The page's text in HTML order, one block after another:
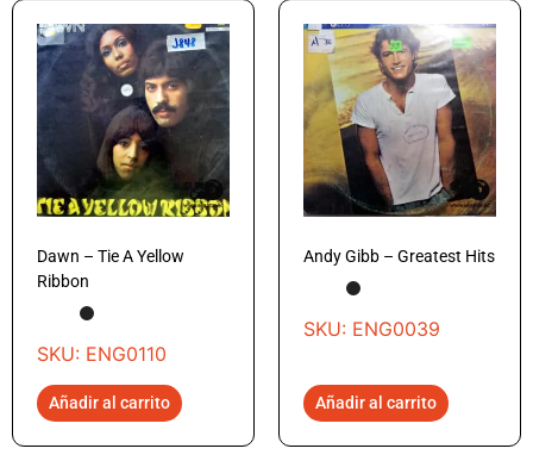
Dawn – Tie A Yellow
Ribbon
SKU: ENG0110
Añadir al carrito
Andy Gibb – Greatest Hits
SKU: ENG0039
Añadir al carrito